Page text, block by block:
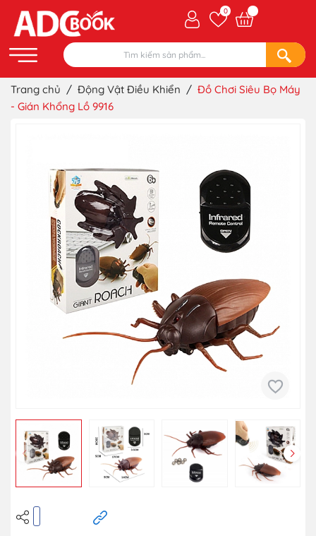
0
Trang chủ / Động Vật Điều Khiển / Đồ Chơi Siêu Bọ Máy
- Gián Khổng Lồ 9916